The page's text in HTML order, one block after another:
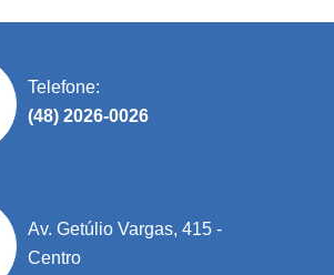
Telefone:
(48) 2026-0026
Av. Getúlio Vargas, 415 -
Centro